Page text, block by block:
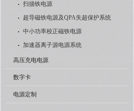
扫描铁电源
超导磁铁电源及QPA失超保护系统
中小功率校正磁铁电源
加速器离子源电源系统
高压充电电源
数字卡
电源定制